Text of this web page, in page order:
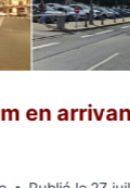
en